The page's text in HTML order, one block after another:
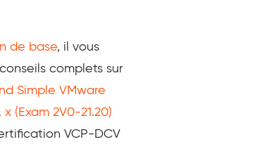
de base, il vous
complets sur
Simple VMware
(Exam 2V0-21.20)
VCP-DCV